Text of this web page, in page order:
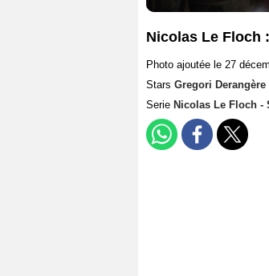
Nicolas Le Floch
Photo ajoutée le 27
Stars Gregori Derangère
Serie Nicolas Le Floch -